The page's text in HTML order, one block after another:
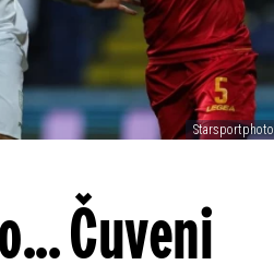
Starsportphoto
Čuveni